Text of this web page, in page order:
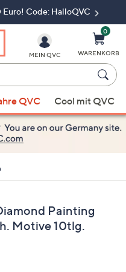
Euro! Code: HalloQVC
MEIN QVC
0
WARENKORB
QVC Cool mit QVC
Painting
Motive 10tlg.